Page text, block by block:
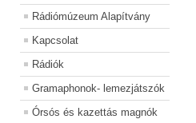
Rádiómúzeum Alapítvány
Kapcsolat
Rádiók
Gramaphonok- lemezjátszók
Órsós és kazettás magnók